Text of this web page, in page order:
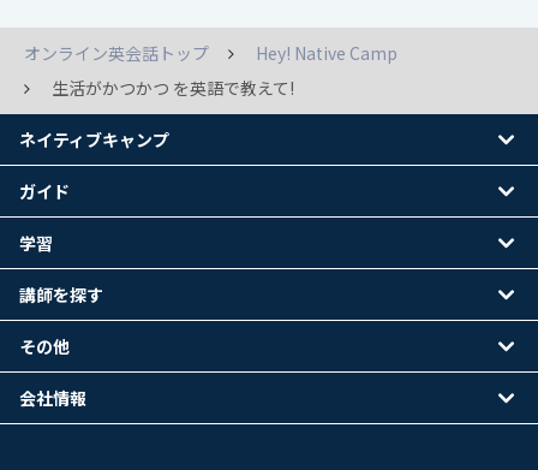
オンライン英会話トップ
Hey! Native Camp
生活がかつかつ を英語で教えて!
ネイティブキャンプ
ガイド
学習
講師を探す
その他
会社情報